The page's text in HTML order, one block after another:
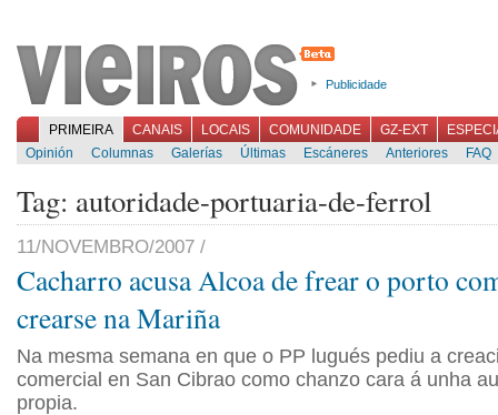
Publicidade
PRIMEIRA CANAIS LOCAIS COMUNIDADE GZ-EXT
Opinión
Columnas Galerías Últimas Escáneres Anteriores FAQ
Tag: autoridade-portuaria-de-ferrol
11/NOVEMBRO/2007 /
Cacharro acusa Alcoa de frear o porto
crearse na Mariña
Na mesma semana en que o PP lugués pediu a
comercial en San Cibrao como chanzo cara á unha
propia.